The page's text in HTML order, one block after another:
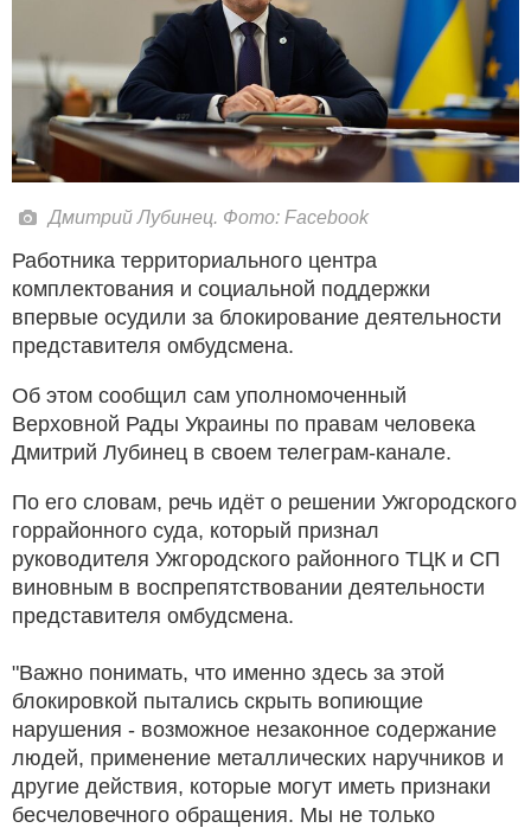
Дмитрий Лубинец. Фото: Facebook
Работника территориального центра
комплектования и социальной поддержки
впервые осудили за блокирование деятельности
представителя омбудсмена.
Об этом сообщил сам уполномоченный
Верховной Рады Украины по правам человека
Дмитрий Лубинец в своем телеграм-канале.
По его словам, речь идёт о решении Ужгородского
горрайонного суда, который признал
руководителя Ужгородского районного ТЦК и СП
виновным в воспрепятствовании деятельности
представителя омбудсмена.
"Важно понимать, что именно здесь за этой
блокировкой пытались скрыть вопиющие
нарушения - возможное незаконное содержание
людей, применение металлических наручников и
другие действия, которые могут иметь признаки
бесчеловечного обращения. Мы не только